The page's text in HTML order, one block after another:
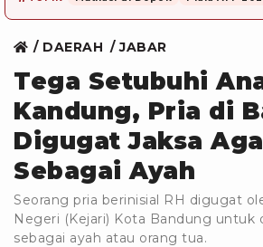
DAERAH JABAR
Tega Setubuhi
Kandung, Pria di
Digugat Jaksa
Sebagai Ayah
Seorang pria berinisial RH digugat
Negeri (Kejari) Kota Bandung untuk
sebagai ayah atau orang tua.